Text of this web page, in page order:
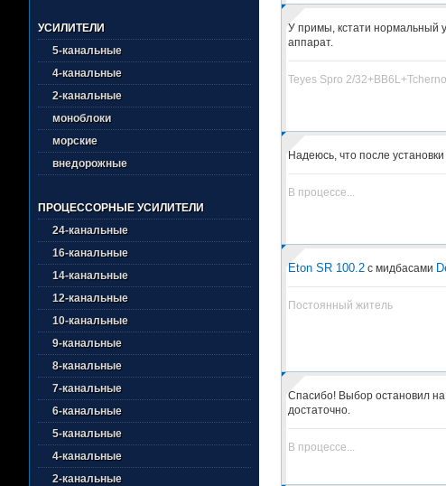
УСИЛИТЕЛИ
5-канальные
4-канальные
2-канальные
моноблоки
морские
внедорожные
ПРОЦЕССОРНЫЕ УСИЛИТЕЛИ
24-канальные
16-канальные
14-канальные
12-канальные
10-канальные
9-канальные
8-канальные
7-канальные
6-канальные
5-канальные
4-канальные
2-канальные
У примы, кстати нормальный
аппарат.
Teyes Spro 2/
Надеюсь, что после
В процессе...
Eton SR 100.2с мидбасами
Постоянный житель
Спасибо! Выбор остановил
достаточно.
В процессе...